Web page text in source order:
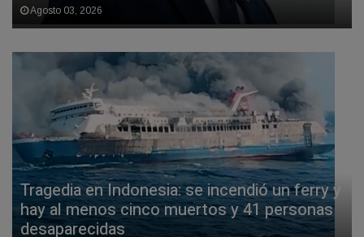
Agosto 03, 2026
Tragedia en Indonesia: se incendió un ferry y
hay al menos cinco muertos y 41 personas
desaparecidas